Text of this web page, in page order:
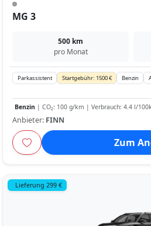
MG 3
500 km
pro Monat
Parkassistent Startgebühr: 1500 € Benzin
Benzin | CO₂: 100 g/km | Verbrauch: 4.4 l/
Anbieter: FINN
Zum
Lieferung 299 €